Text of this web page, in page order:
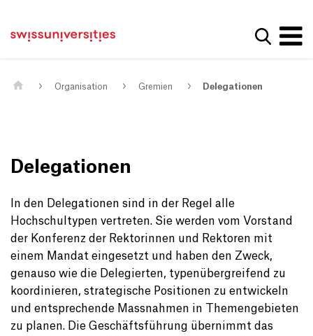
Main Navigation
Inhalt
Metanavigation
Suche
Organisation Gremien Delegationen
Delegationen
In den Delegationen sind in der Regel alle
Hochschultypen vertreten. Sie werden vom Vorstand
der Konferenz der Rektorinnen und Rektoren mit
einem Mandat eingesetzt und haben den Zweck,
genauso wie die Delegierten, typenübergreifend zu
koordinieren, strategische Positionen zu entwickeln
und entsprechende Massnahmen in Themengebieten
zu planen. Die Geschäftsführung übernimmt das